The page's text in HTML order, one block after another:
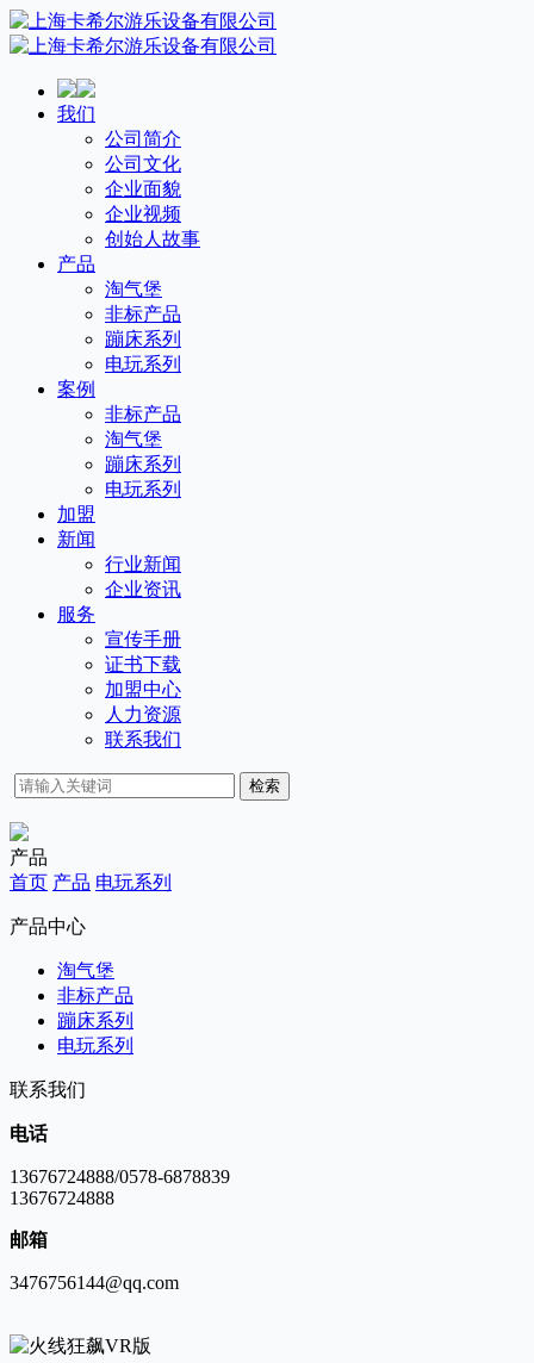
我们
公司简介
公司文化
企业面貌
企业视频
创始人故事
产品
淘气堡
非标产品
蹦床系列
电玩系列
案例
非标产品
淘气堡
蹦床系列
电玩系列
加盟
新闻
行业新闻
企业资讯
服务
宣传手册
证书下载
加盟中心
人力资源
联系我们
检索
产品
首页 产品 电玩系列
产品中心
淘气堡
非标产品
蹦床系列
电玩系列
联系我们
电话
13676724888/0578-6878839
13676724888
邮箱
3476756144@qq.com